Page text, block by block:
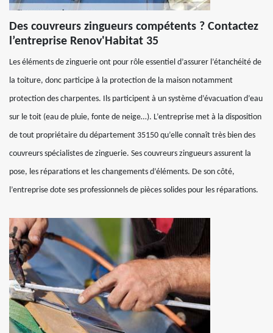
Des couvreurs zingueurs compétents ? Contactez
l’entreprise Renov'Habitat 35
Les éléments de zinguerie ont pour rôle essentiel d’assurer l’étanchéité de
la toiture, donc participe à la protection de la maison notamment
protection des charpentes. Ils participent à un système d’évacuation d’eau
sur le toit (eau de pluie, fonte de neige…). L’entreprise met à la disposition
de tout propriétaire du département 35150 qu’elle connaît très bien des
couvreurs spécialistes de zinguerie. Ses couvreurs zingueurs assurent la
pose, les réparations et les changements d’éléments. De son côté,
l’entreprise dote ses professionnels de pièces solides pour les réparations.